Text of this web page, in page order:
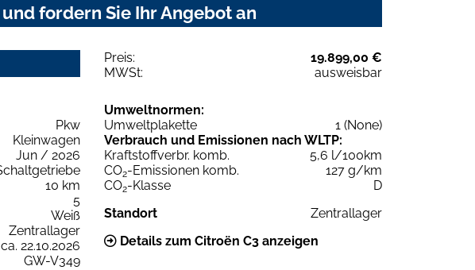
fordern Sie Ihr Angebot an
Preis:
19.899,00 €
MWSt:
ausweisbar
Pkw
Kleinwagen
Jun / 2026
10 km
5
Weiß
Zentrallager
22.10.2026
GW-V349
Umweltnormen:
Umweltplakette
1 (None)
Verbrauch und Emissionen nach WLTP:
Kraftstoffverbr. komb.
5,6 l/100km
CO2-Emissionen komb.
127 g/km
CO2-Klasse
D
Standort
Zentrallager
Details zum Citroën C3 anzeigen